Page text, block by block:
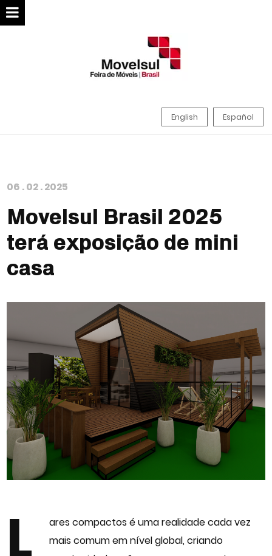
English Español
06 .02.2025
Movelsul Brasil 2025
terá exposição de mini
casa
L
ares compactos é uma realidade cada vez
mais comum em nível global, criando